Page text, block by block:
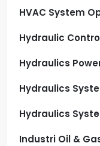
HVAC System
Hydraulic
Hydraulics
Hydraulics
Hydraulics
Industri Oil &